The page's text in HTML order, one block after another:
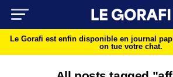
Le Gorafi est enfin disponible en journal
on tue votre chat.